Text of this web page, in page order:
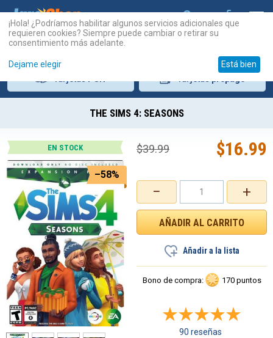
THE SIMS 4: SEASONS
EN STOCK
–58%
+
−
$16.99
$39.99
Añadir a la lista
Bono de compra: 170 puntos
90 reseñas
¡Hola! ¿Podríamos habilitar algunos servicios adicionales que
requieren cookies? Siempre puede cambiar o retirar su
consentimiento más adelante.
Dejame elegir Está bien